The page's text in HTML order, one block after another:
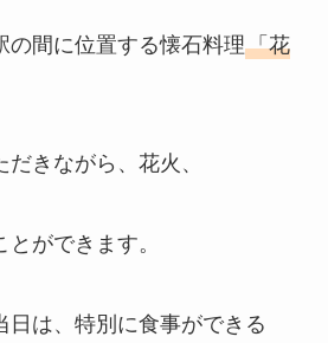
の間に位置する懐石料理「花
きながら、花火、
ができます。
日は、特別に食事ができる